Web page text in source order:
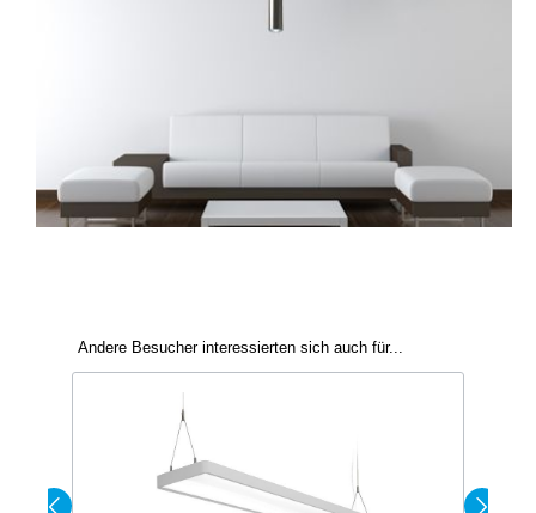
Andere Besucher interessierten sich auch für...